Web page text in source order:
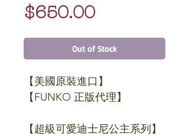
$650.00Price
Out of Stock
【美國原裝進口】
【FUNKO 正版代理】
【超級可愛迪士尼公主系列】